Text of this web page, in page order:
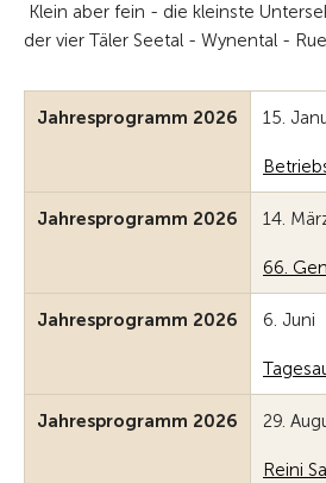
Klein aber fein - die kleinste
der vier Täler Seetal - Wynental -
Jahresprogramm 2026 15.
Jahresprogramm 2026 14.
66.
Jahresprogramm 2026 6. Juni
Jahresprogramm 2026 29.
Reini